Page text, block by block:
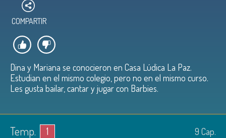
COMPARTIR
Dina y Mariana se conocieron en Casa Lúdica La Paz.
Estudian en el mismo colegio, pero no en el mismo curso.
Les gusta bailar, cantar y jugar con Barbies.
Temp. 1 9 Cap.